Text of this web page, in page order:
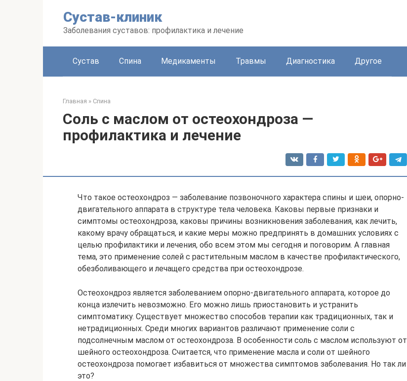
Сустав-клиник
Заболевания суставов: профилактика и лечение
Сустав Спина Медикаменты Травмы Диагностика Другое
Главная » Спина
Соль с маслом от остеохондроза —
профилактика и лечение
Что такое остеохондроз — заболевание позвоночного характера спины и шеи, опорно-
двигательного аппарата в структуре тела человека. Каковы первые признаки и
симптомы остеохондроза, каковы причины возникновения заболевания, как лечить,
какому врачу обращаться, и какие меры можно предпринять в домашних условиях с
целью профилактики и лечения, обо всем этом мы сегодня и поговорим. А главная
тема, это применение солей с растительным маслом в качестве профилактического,
обезболивающего и лечащего средства при остеохондрозе.
Остеохондроз является заболеванием опорно-двигательного аппарата, которое до
конца излечить невозможно. Его можно лишь приостановить и устранить
симптоматику. Существует множество способов терапии как традиционных, так и
нетрадиционных. Среди многих вариантов различают применение соли с
подсолнечным маслом от остеохондроза. В особенности соль с маслом используют от
шейного остеохондроза. Считается, что применение масла и соли от шейного
остеохондроза помогает избавиться от множества симптомов заболевания. Но так ли
это?